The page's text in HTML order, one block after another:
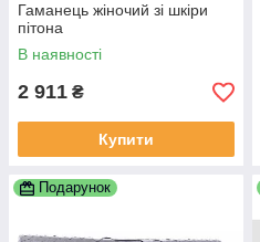
Гаманець жіночий зі шкіри
пітона
В наявності
2 911 ₴
Купити
Подарунок